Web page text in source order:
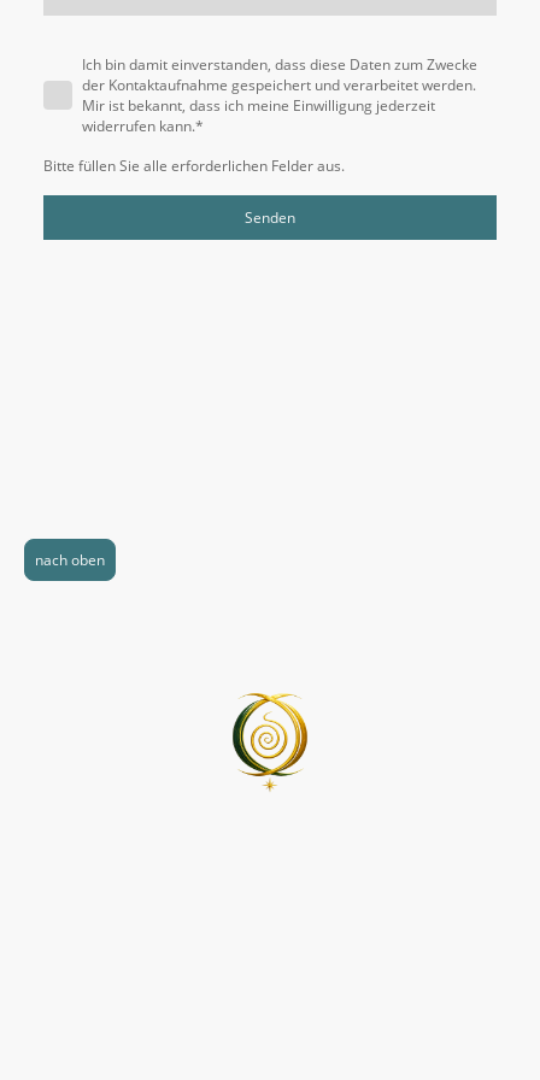
Ich bin damit einverstanden, dass diese Daten zum Zwecke
der Kontaktaufnahme gespeichert und verarbeitet werden.
Mir ist bekannt, dass ich meine Einwilligung jederzeit
widerrufen kann.*
Bitte füllen Sie alle erforderlichen Felder aus.
Senden
nach oben